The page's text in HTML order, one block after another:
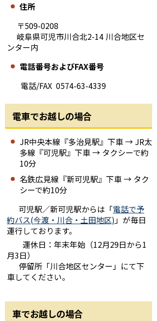
住所
〒509-0208
岐阜県可児市川合北2-14 川合地区セ
ンター内
電話番号およびFAX番号
電話/FAX 0574-63-4339
電車でお越しの場合
JR中央本線『多治見駅』下車 → JR太
多線『可児駅』下車 → タクシーで約
10分
名鉄広見線『新可児駅』下車 → タク
シーで約10分
可児駅／新可児駅からは「電話で予
約バス(今渡・川合・土田地区)」が毎日
運行しております。
運休日：年末年始（12月29日から1
月3日）
停留所「川合地区センター」にて下
車してください。
車でお越しの場合